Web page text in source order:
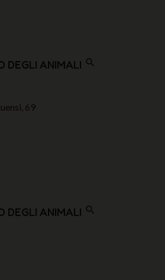
DEGLI ANIMALI search
69
DEGLI ANIMALI search